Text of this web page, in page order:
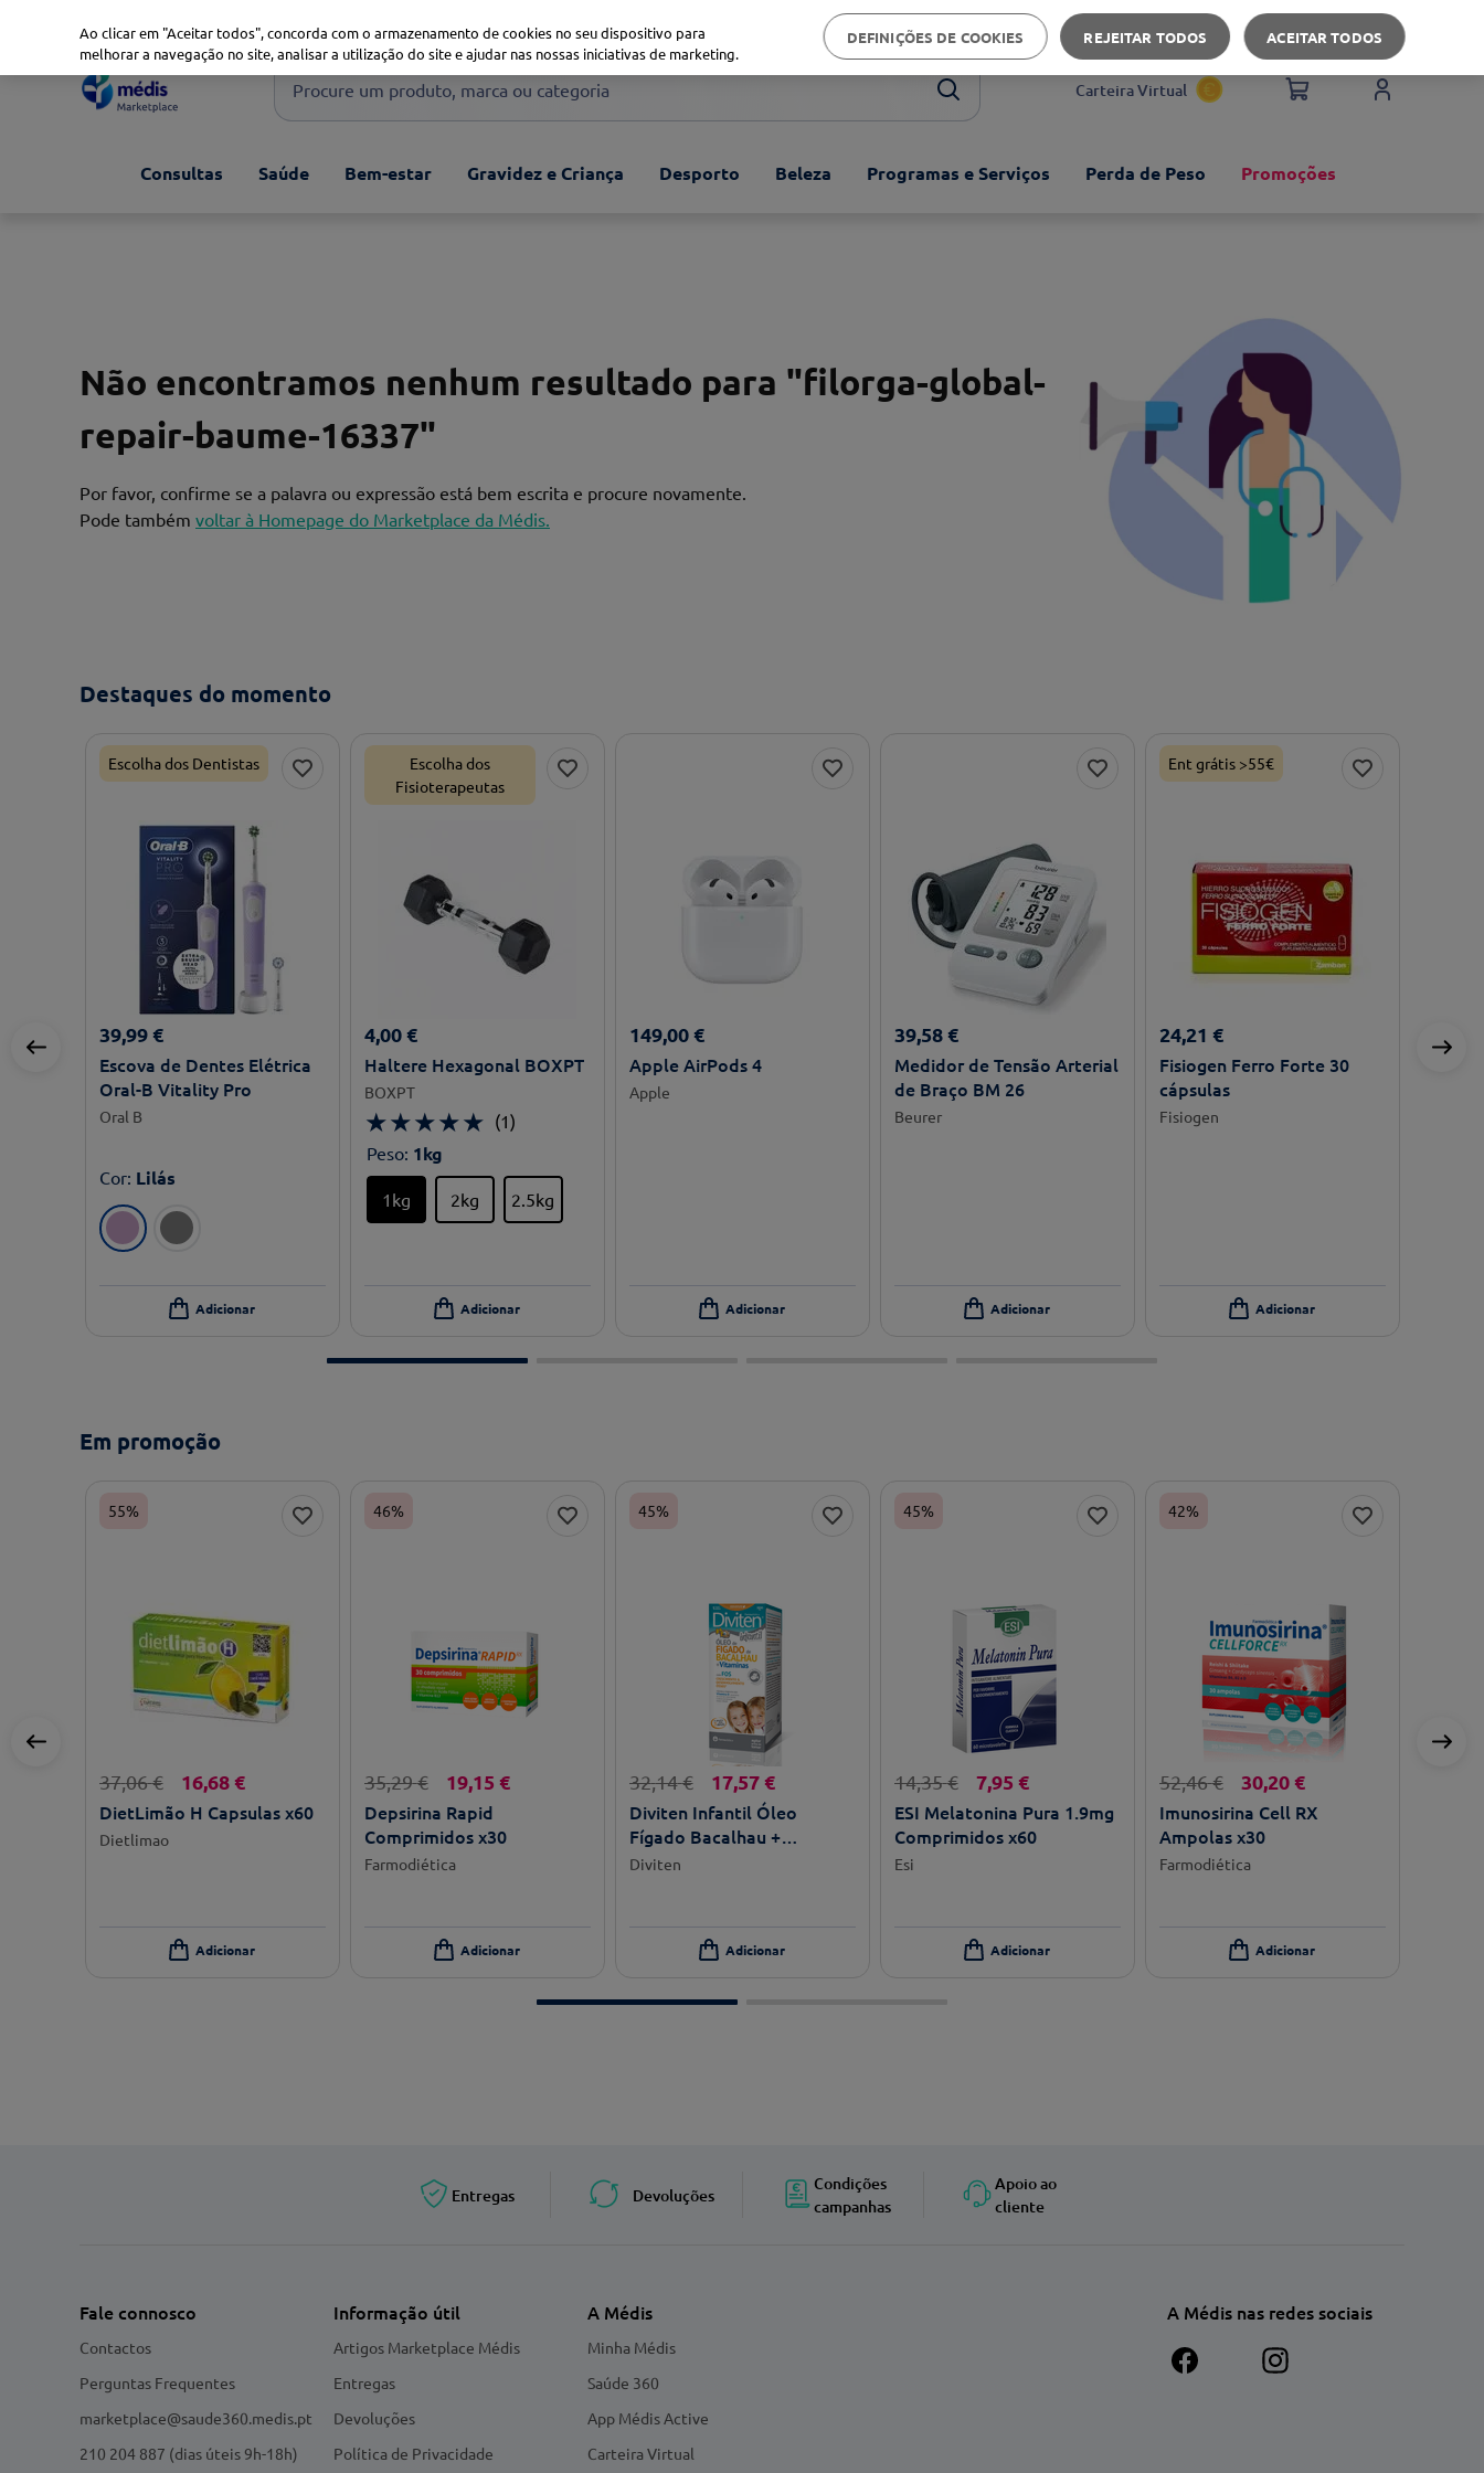
Apoio ao cliente
Procure um produto, marca ou categoria
1º xiaomi
Carteira Virtual
Consultas Saúde Bem-estar Gravidez e Criança Desporto Beleza Programas e Serviços Perda de Peso Promoções
Não encontramos nenhum resultado para "filorga-global-
repair-baume-16337"
Por favor, confirme se a palavra ou expressão está bem escrita e procure novamente.
Pode também voltar à Homepage do Marketplace da Médis.
Destaques do momento
Escolha dos Dentistas
39,99 €
Escova de Dentes Elétrica
Oral-B Vitality Pro
Oral B
Cor: Lilás
Escolha dos
Fisioterapeutas
4,00 €
Haltere Hexagonal BOXPT
BOXPT
★★★★★ (1)
Peso: 1kg
1kg 2kg 2.5kg
149,00 €
Apple AirPods 4
Apple
39,58 €
Medidor de Tensão Arterial
de Braço BM 26
Beurer
Ent grátis >55€
24,21 €
Fisiogen Ferro Forte 30
cápsulas
Fisiogen
Em promoção
55%
37,06€ 16,68 €
DietLimão H Capsulas x60
Dietlimao
46%
35,29€ 19,15 €
Depsirina Rapid
Comprimidos x30
Farmodiética
45%
32,14€ 17,57 €
Diviten Infantil Óleo
Fígado Bacalhau +
Vitaminas 300ml
Diviten
45%
14,35€ 7,95 €
ESI Melatonina Pura 1.9mg
Comprimidos x60
Esi
42%
52,46€ 30,20 €
Imunosirina Cell RX
Ampolas x30
Farmodiética
Entregas Devoluções
Condições
campanhas
Apoio ao
cliente
Fale connosco
Contactos
Perguntas Frequentes
marketplace@saude360.medis.pt
210 204 887 (dias úteis 9h-18h)
Informação útil
Artigos Marketplace Médis
Entregas
Devoluções
Política de Privacidade
A Médis
Minha Médis
Saúde 360
App Médis Active
Carteira Virtual
A Médis nas redes sociais
Ao clicar em "Aceitar todos", concorda com o armazenamento de cookies no seu dispositivo para
melhorar a navegação no site, analisar a utilização do site e ajudar nas nossas iniciativas de marketing.
DEFINIÇÕES DE COOKIES REJEITAR TODOS ACEITAR TODOS